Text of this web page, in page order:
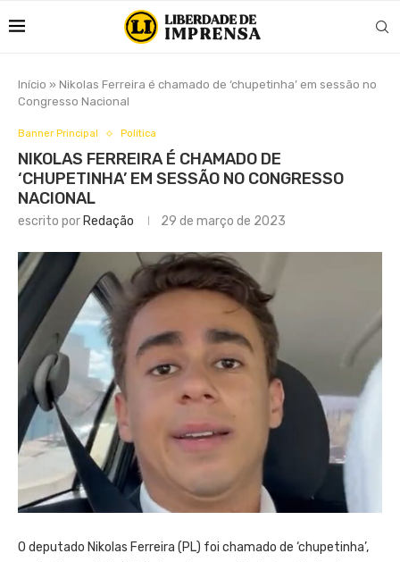
Início » Nikolas Ferreira é chamado de ‘chupetinha’ em sessão no
Congresso Nacional
Banner Principal Política
NIKOLAS FERREIRA É CHAMADO DE
‘CHUPETINHA’ EM SESSÃO NO CONGRESSO
NACIONAL
escrito por Redação 29 de março de 2023
O deputado Nikolas Ferreira (PL) foi chamado de ‘chupetinha’,